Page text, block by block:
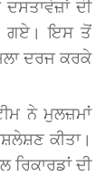
ਦੀ
ਗਏ। ਇਸ ਤੋਂ
ਦਰਜ ਕਰਕੇ
ਨੇ ਮੁਲਜ਼ਮਾਂ
ਕੀਤਾ।
ਦੀ